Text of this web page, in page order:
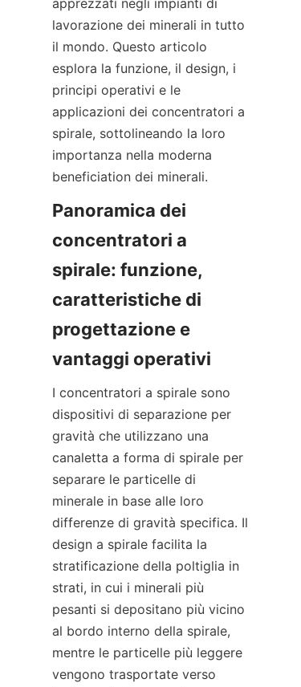
apprezzati negli impianti di
lavorazione dei minerali in tutto
il mondo. Questo articolo
esplora la funzione, il design, i
principi operativi e le
applicazioni dei concentratori a
spirale, sottolineando la loro
importanza nella moderna
beneficiation dei minerali.
Panoramica dei
concentratori a
spirale: funzione,
caratteristiche di
progettazione e
I concentratori a spirale sono
dispositivi di separazione per
gravità che utilizzano una
canaletta a forma di spirale per
separare le particelle di
minerale in base alle loro
differenze di gravità specifica. Il
design a spirale facilita la
stratificazione della poltiglia in
strati, in cui i minerali più
pesanti si depositano più vicino
al bordo interno della spirale,
mentre le particelle più leggere
vengono trasportate verso